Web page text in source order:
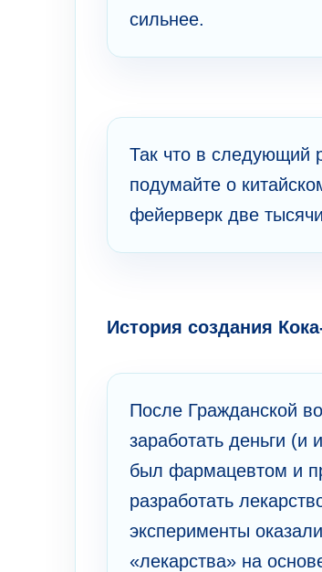
сильнее.
Так что в следующий
подумайте о
фейерверк две
История создания
После Гражданской
заработать деньги
был фармацевтом и
разработать
эксперименты
«лекарства» на